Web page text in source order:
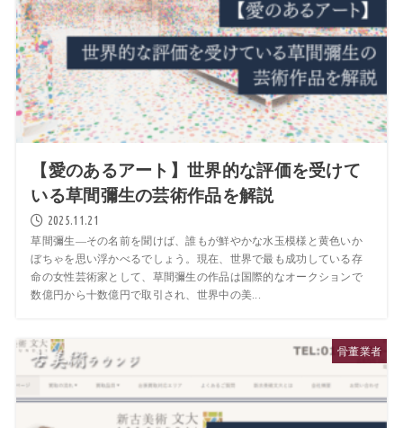
【愛のあるアート】世界的な評価を受けて
いる草間彌生の芸術作品を解説
2025.11.21
草間彌生―その名前を聞けば、誰もが鮮やかな水玉模様と黄色いか
ぼちゃを思い浮かべるでしょう。現在、世界で最も成功している存
命の女性芸術家として、草間彌生の作品は国際的なオークションで
数億円から十数億円で取引され、世界中の美...
骨董業者